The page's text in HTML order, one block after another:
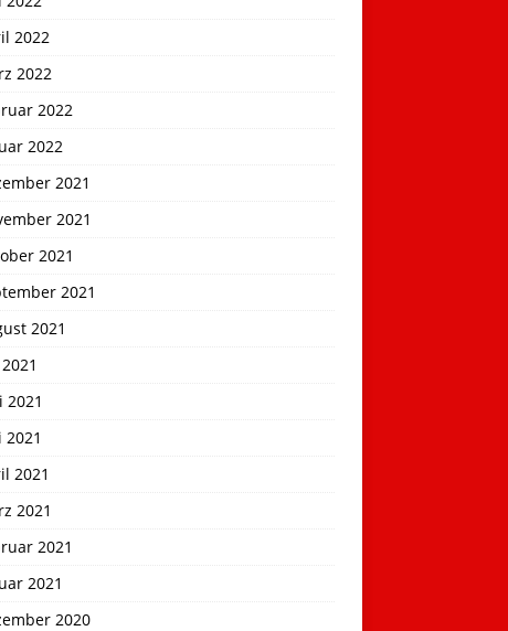
2022
2022
2022
2022
2021
2021
2021
2021
2021
2021
2021
2021
2021
2021
2021
2020